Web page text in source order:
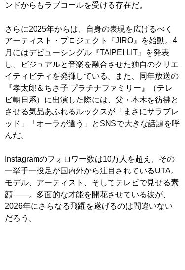
ンドからもラブコールを受ける存在だ。
さらに2025年からは、自身の表現を広げるべく
アーティスト・プロジェクト『JIRO』を始動。4
月にはデビューシングル『TAIPEI LIT』を発表
し、ビジュアルと音楽を融合させた独自のクリエ
イティビティを発揮している。また、同年放送の
『孝太郎＆ちさ子 プラチナファミリー』（テレ
ビ朝日系）に出演した際には、父・本木を彷彿と
させる気品あふれるルックスが「まさにサラブレ
ッド」「オーラが違う」とSNSで大きな話題を呼
んだ。
Instagramのフォロワー数は10万人を超え、その
一挙手一投足が国内外から注目されているUTA。
モデル、アーティスト、そしてテレビで見せる素
顔――。多面的な才能を開花させている彼が、
2026年にさらなる飛躍を遂げるのは間違いない
だろう。